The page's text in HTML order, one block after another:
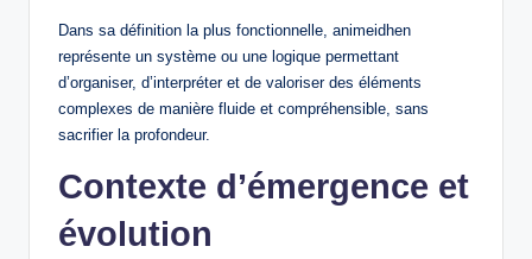
Dans sa définition la plus fonctionnelle, animeidhen
représente un système ou une logique permettant
d’organiser, d’interpréter et de valoriser des éléments
complexes de manière fluide et compréhensible, sans
sacrifier la profondeur.
Contexte d’émergence et
évolution